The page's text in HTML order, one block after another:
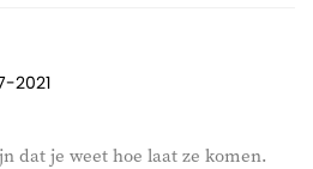
2021
dat je weet hoe laat ze komen.